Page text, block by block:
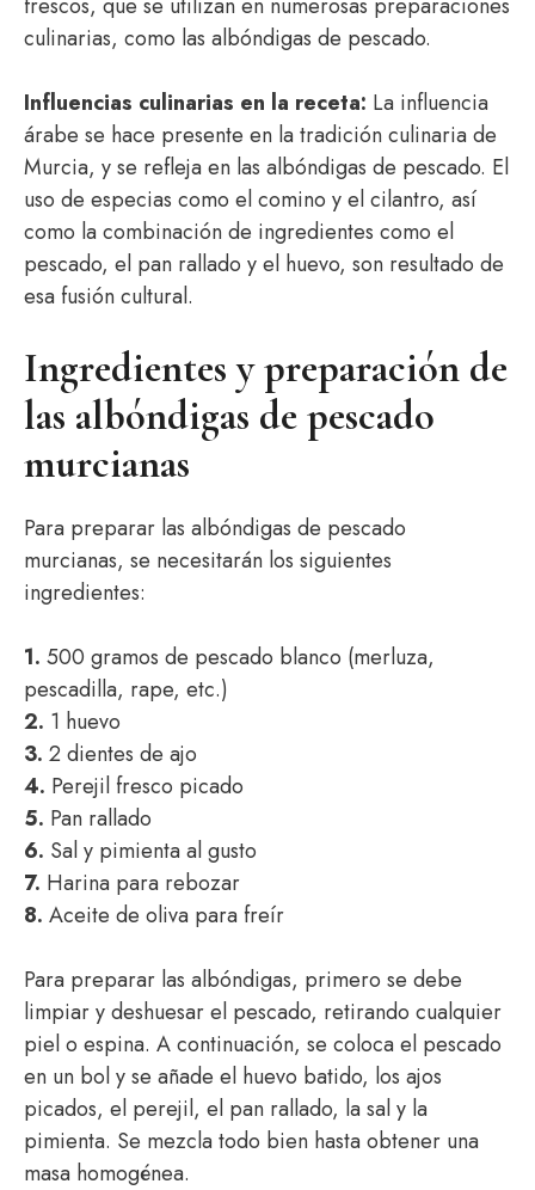
culinarias, como las albóndigas de pescado.
Influencias culinarias en la receta: La influencia
árabe se hace presente en la tradición culinaria de
Murcia, y se refleja en las albóndigas de pescado. El
uso de especias como el comino y el cilantro, así
como la combinación de ingredientes como el
pescado, el pan rallado y el huevo, son resultado de
esa fusión cultural.
Ingredientes y preparación de
las albóndigas de pescado
murcianas
Para preparar las albóndigas de pescado
murcianas, se necesitarán los siguientes
ingredientes:
1. 500 gramos de pescado blanco (merluza,
pescadilla, rape, etc.)
2. 1 huevo
3. 2 dientes de ajo
4. Perejil fresco picado
5. Pan rallado
6. Sal y pimienta al gusto
7. Harina para rebozar
8. Aceite de oliva para freír
Para preparar las albóndigas, primero se debe
limpiar y deshuesar el pescado, retirando cualquier
piel o espina. A continuación, se coloca el pescado
en un bol y se añade el huevo batido, los ajos
picados, el perejil, el pan rallado, la sal y la
pimienta. Se mezcla todo bien hasta obtener una
masa homogénea.